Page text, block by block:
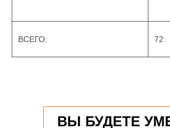
ВСЕГО: 72
ВЫ БУДЕТЕ